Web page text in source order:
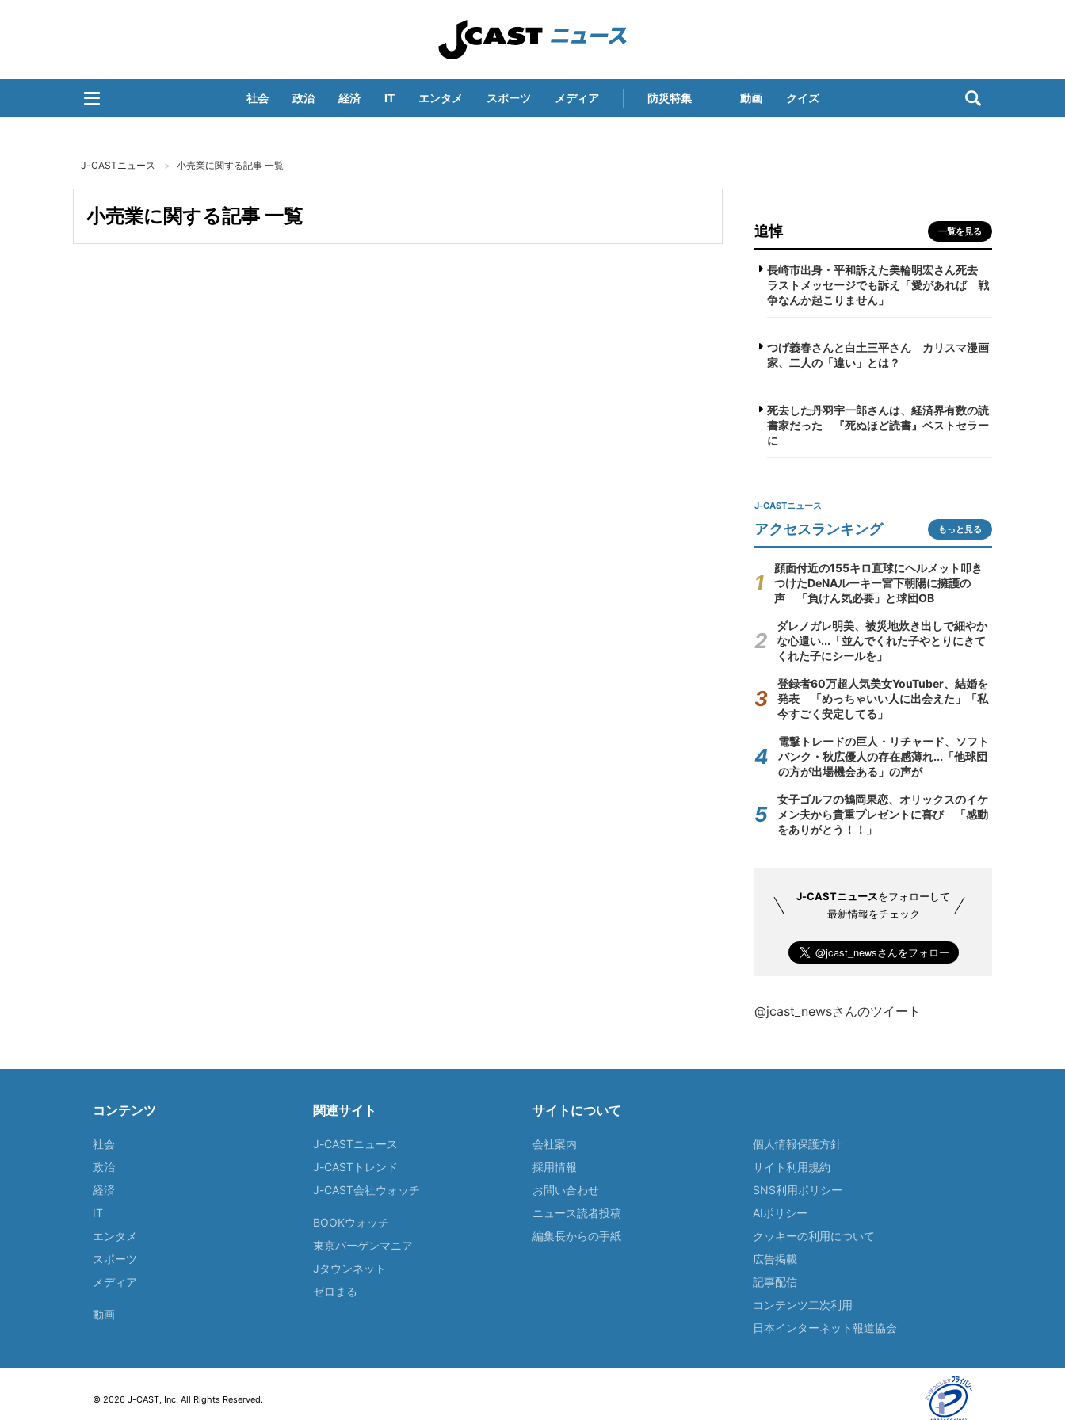
社会 政治 経済 IT エンタメ スポーツ メディア 防災特集 動画 クイズ
J-CASTニュース 小売業に関する記事 一覧
小売業に関する記事 一覧
追悼 一覧を見る
長崎市出身・平和訴えた美輪明宏さん死去
ラストメッセージでも訴え「愛があれば 戦
争なんか起こりません」
つげ義春さんと白土三平さん カリスマ漫画
家、二人の「違い」とは？
死去した丹羽宇一郎さんは、経済界有数の読
書家だった 『死ぬほど読書』ベストセラー
に
J-CASTニュース
アクセスランキング もっと見る
顔面付近の155キロ直球にヘルメット叩き
つけたDeNAルーキー宮下朝陽に擁護の
声 「負けん気必要」と球団OB
ダレノガレ明美、被災地炊き出しで細やか
な心遣い...「並んでくれた子やとりにきて
くれた子にシールを」
登録者60万超人気美女YouTuber、結婚を
発表 「めっちゃいい人に出会えた」「私
今すごく安定してる」
電撃トレードの巨人・リチャード、ソフト
バンク・秋広優人の存在感薄れ...「他球団
の方が出場機会ある」の声が
女子ゴルフの鶴岡果恋、オリックスのイケ
メン夫から貴重プレゼントに喜び 「感動
をありがとう！！」
J-CASTニュースをフォローして
最新情報をチェック
@jcast_newsさんのツイート
コンテンツ
社会
政治
経済
IT
エンタメ
スポーツ
メディア
動画
関連サイト
J-CASTニュース
J-CASTトレンド
J-CAST会社ウォッチ
BOOKウォッチ
東京バーゲンマニア
Jタウンネット
ゼロまる
サイトについて
会社案内
採用情報
お問い合わせ
ニュース読者投稿
編集長からの手紙
個人情報保護方針
サイト利用規約
SNS利用ポリシー
AIポリシー
クッキーの利用について
広告掲載
記事配信
コンテンツ二次利用
日本インターネット報道協会
© 2026 J-CAST, Inc. All Rights Reserved.